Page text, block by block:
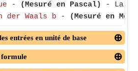
- (Mesuré en Pascal)
- La
der Waals b - (Mesuré en
entrées en unité de base